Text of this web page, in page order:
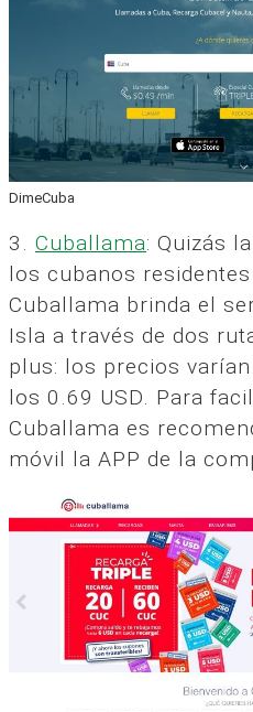
DimeCuba
3. Cuballama: Quizás
los cubanos
Cuballama brinda el
Isla a través de dos
plus: los precios
los 0.69 USD. Para
Cuballama es
móvil la APP de la